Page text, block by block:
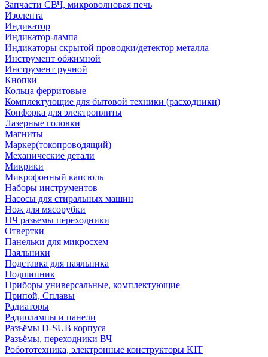
Запчасти СВЧ, микроволновая печь
Изолента
Индикатор
Индикатор-лампа
Индикаторы скрытой проводки/детектор металла
Инструмент обжимной
Инструмент ручной
Кнопки
Кольца ферритовые
Комплектующие для бытовой техники (расходники)
Конфорка для электроплиты
Лазерные головки
Магниты
Маркер(токопроводящий)
Механические детали
Микрики
Микрофонный капсюль
Наборы инструментов
Насосы для стиральных машин
Нож для мясорубки
НЧ разьемы переходники
Отвертки
Панельки для микросхем
Паяльники
Подставка для паяльника
Подшипник
Приборы универсальные, комплектующие
Припой, Сплавы
Радиаторы
Радиолампы и панели
Разъёмы D-SUB корпуса
Разъёмы, переходники ВЧ
Робототехника, электронные конструкторы KIT